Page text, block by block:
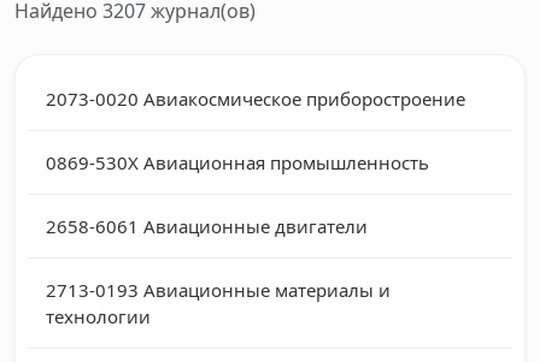
Найдено 3207 журнал(ов)
2073-0020 Авиакосмическое приборостроение
0869-530X Авиационная промышленность
2658-6061 Авиационные двигатели
2713-0193 Авиационные материалы и
технологии